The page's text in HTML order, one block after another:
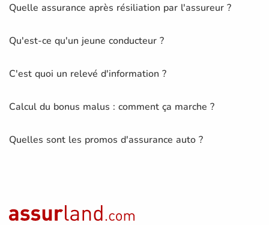
Quelle assurance après résiliation par l'assureur ?
Qu'est-ce qu'un jeune conducteur ?
C'est quoi un relevé d'information ?
Calcul du bonus malus : comment ça marche ?
Quelles sont les promos d'assurance auto ?